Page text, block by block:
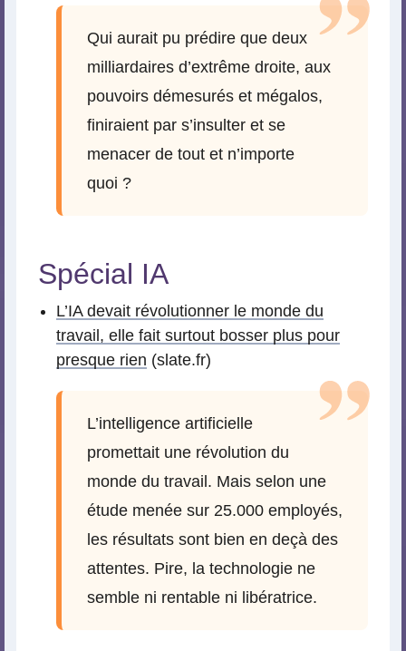
Qui aurait pu prédire que deux
milliardaires d’extrême droite, aux
pouvoirs démesurés et mégalos,
finiraient par s’insulter et se
menacer de tout et n’importe
quoi ?
Spécial IA
L’IA devait révolutionner le monde du
travail, elle fait surtout bosser plus pour
presque rien (slate.fr)
L’intelligence artificielle
promettait une révolution du
monde du travail. Mais selon une
étude menée sur 25.000 employés,
les résultats sont bien en deçà des
attentes. Pire, la technologie ne
semble ni rentable ni libératrice.